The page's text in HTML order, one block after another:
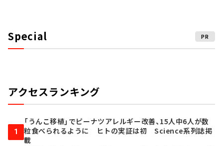
Special PR
アクセスランキング
1
「うんこ移植」でピーナツアレルギー改善、15人中6人が数
粒食べられるように ヒトの実証は初 Science系列誌掲
載